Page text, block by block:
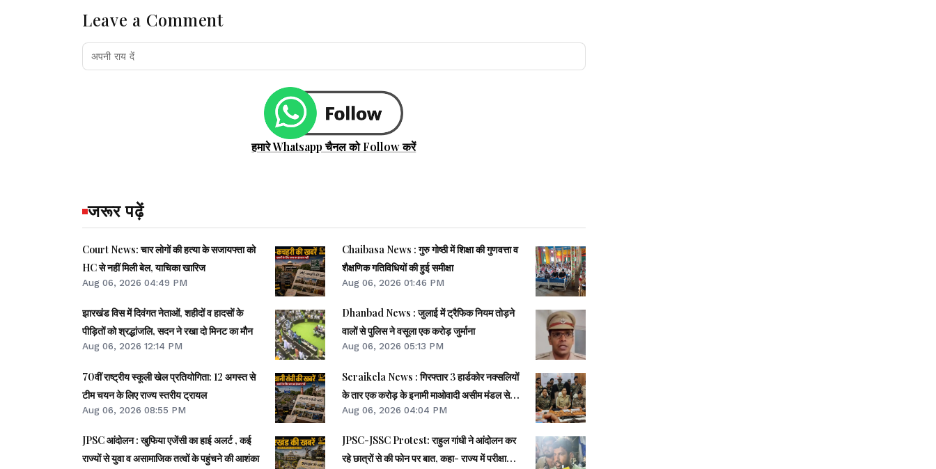
Leave a Comment
हमारे Whatsapp चैनल को Follow करें
जरूर पढ़ें
Court News: चार लोगों की हत्या के सजायफ्ता को
HC से नहीं मिली बेल, याचिका खारिज
Aug 06, 2026 04:49 PM
झारखंड विस में दिवंगत नेताओं, शहीदों व हादसों के
पीड़ितों को श्रद्धांजलि, सदन ने रखा दो मिनट का मौन
Aug 06, 2026 12:14 PM
70वीं राष्ट्रीय स्कूली खेल प्रतियोगिता: 12 अगस्त से
टीम चयन के लिए राज्य स्तरीय ट्रायल
Aug 06, 2026 08:55 PM
JPSC आंदोलन : खुफिया एजेंसी का हाई अलर्ट , कई
राज्यों से युवा व असामाजिक तत्वों के पहुंचने की आशंका
Chaibasa News : गुरु गोष्ठी में शिक्षा की गुणवत्ता व
शैक्षणिक गतिविधियों की हुई समीक्षा
Aug 06, 2026 01:46 PM
Dhanbad News : जुलाई में ट्रैफिक नियम तोड़ने
वालों से पुलिस ने वसूला एक करोड़ जुर्माना
Aug 06, 2026 05:13 PM
Seraikela News : गिरफ्तार 3 हार्डकोर नक्सलियों
के तार एक करोड़ के इनामी माओवादी असीम मंडल से
जुड़े- एसपी
Aug 06, 2026 04:04 PM
JPSC-JSSC Protest: राहुल गांधी ने आंदोलन कर
रहे छात्रों से की फोन पर बात, कहा- राज्य में परीक्षा